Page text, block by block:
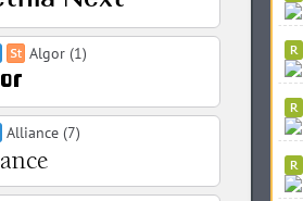
Algor (1)
Alliance (7)